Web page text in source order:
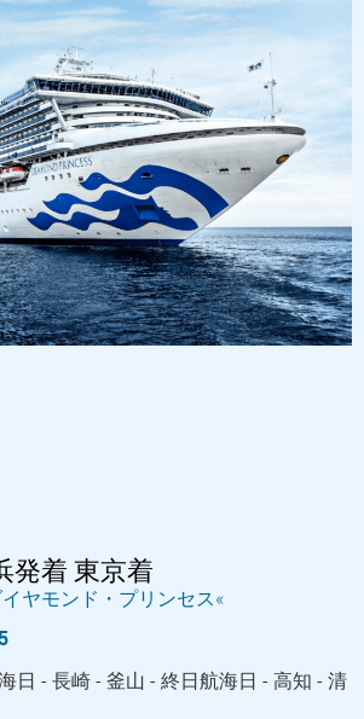
発着 東京着
ヤモンド・プリンセス«
日 - 長崎 - 釜山 - 終日航海日 - 高知 - 清